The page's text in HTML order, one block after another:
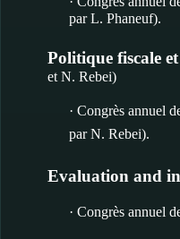
par L. Phaneuf).
Politique fiscale
et N. Rebei)
· Congrès annuel
par N. Rebei).
Evaluation and
· Congrès annuel